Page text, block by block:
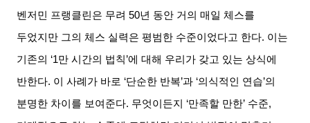
벤저민 프랭클린은 무려 50년 동안 거의 매일 체스를
두었지만 그의 체스 실력은 평범한 수준이었다고 한다. 이는
기존의 ‘1만 시간의 법칙’에 대해 우리가 갖고 있는 상식에
반한다. 이 사례가 바로 ‘단순한 반복’과 ‘의식적인 연습’의
분명한 차이를 보여준다. 무엇이든지 ‘만족할 만한’ 수준,